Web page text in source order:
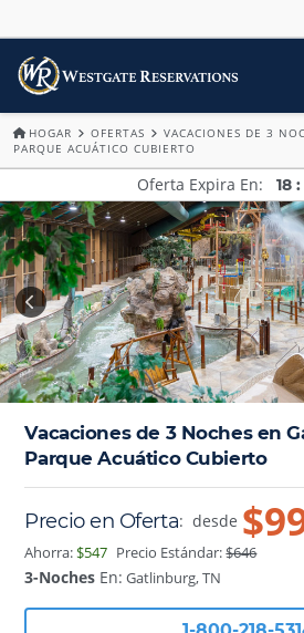
HOGAR OFERTAS
VACACIONES DE 3
PARQUE ACUÁTICO CUBIERTO
Oferta Expira En 18 :
Vacaciones de 3 Noches en
Parque Acuático Cubierto
Precio en Oferta:desde
Ahorra:$547 Precio Estándar:$646
3-Noches En: Gatlinburg, TN